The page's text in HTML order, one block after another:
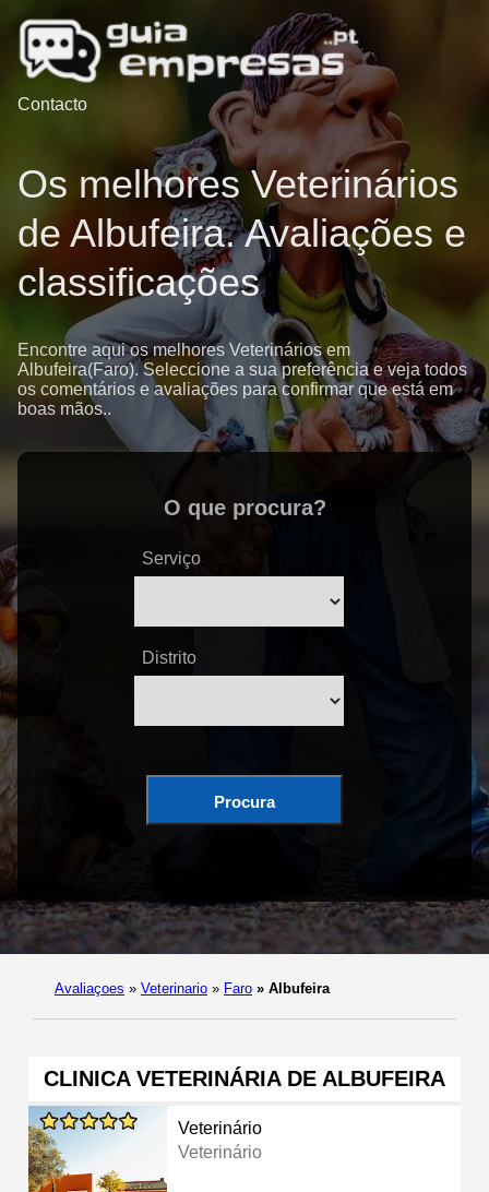
Contacto
Os melhores Veterinários
de Albufeira. Avaliações e
classificações
Encontre aqui os melhores Veterinários em
Albufeira(Faro). Seleccione a sua preferência e veja todos
os comentários e avaliações para confirmar que está em
boas mãos..
O que procura?
Serviço
Distrito
Procura
Avaliaçoes » Veterinario » Faro » Albufeira
CLINICA VETERINÁRIA DE ALBUFEIRA
Veterinário
Veterinário